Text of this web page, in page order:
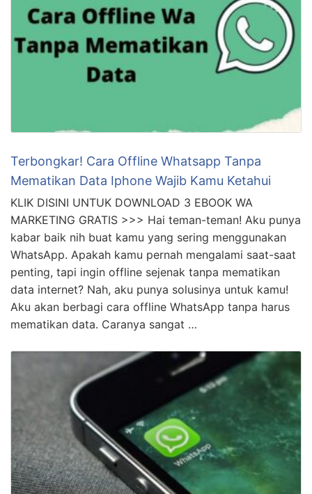
Terbongkar! Cara Offline Whatsapp Tanpa
Mematikan Data Iphone Wajib Kamu Ketahui
KLIK DISINI UNTUK DOWNLOAD 3 EBOOK WA
MARKETING GRATIS >>> Hai teman-teman! Aku punya
kabar baik nih buat kamu yang sering menggunakan
WhatsApp. Apakah kamu pernah mengalami saat-saat
penting, tapi ingin offline sejenak tanpa mematikan
data internet? Nah, aku punya solusinya untuk kamu!
Aku akan berbagi cara offline WhatsApp tanpa harus
mematikan data. Caranya sangat …